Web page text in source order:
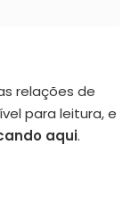
relações de
para leitura, e
aqui.